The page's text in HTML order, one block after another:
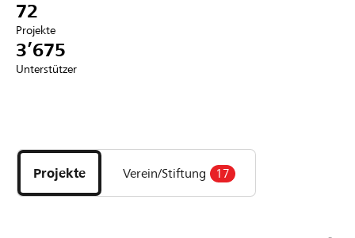
Anmelden
DE FR IT
72
Projekte
3’675
Unterstützer
Projekte
und
Organisationen
Projekte Verein/Stiftung 17